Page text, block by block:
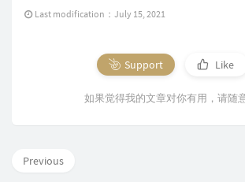
Last modification：July 15, 2021
Support Like
如果觉得我的文章对你有用，请随
Previous